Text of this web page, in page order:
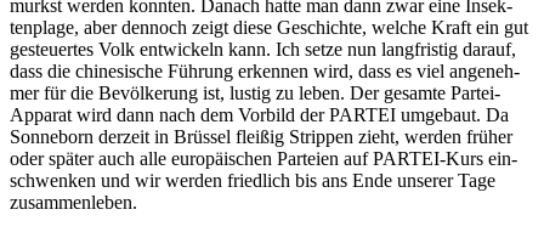
murkst wer­den konn­ten. Danach hat­te man dann zwar eine Insek­
ten­pla­ge, aber den­noch zeigt die­se Geschich­te, wel­che Kraft ein gut
gesteu­er­tes Volk ent­wi­ckeln kann. Ich set­ze nun lang­fris­tig dar­auf,
dass die chi­ne­si­sche Füh­rung erken­nen wird, dass es viel ange­neh­
mer für die Bevöl­ke­rung ist, lus­tig zu leben. Der gesam­te Par­tei-
Appa­rat wird dann nach dem Vor­bild der PARTEI umge­baut. Da
Son­ne­born der­zeit in Brüs­sel flei­ßig Strip­pen zieht, wer­den frü­her
oder spä­ter auch alle euro­päi­schen Par­tei­en auf PAR­TEI-Kurs ein­
schwen­ken und wir wer­den fried­lich bis ans Ende unse­rer Tage
zusammenleben.